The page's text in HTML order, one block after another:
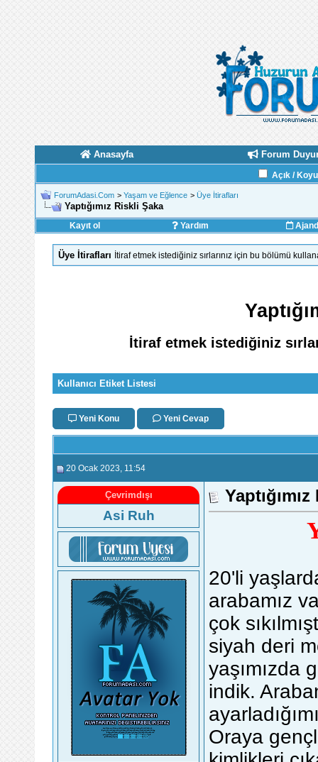
Anasayfa Forum
Açık /
ForumAdasi.Com > Yaşam ve Eğlence > Üye İtirafları
Yaptığımız Riskli Şaka
Kayıt ol Yardım
Üye İtirafları İtiraf etmek istediğiniz sırlarınız için bu bölümü
İtiraf etmek istediğiniz
Kullanıcı Etiket Listesi
Yeni Konu Yeni Cevap
20 Ocak 2023 , 11:54
Çevrimdışı
Asi Ruh
20'li
arabamız
çok
siyah deri
yaşımızda
indik.
Oraya